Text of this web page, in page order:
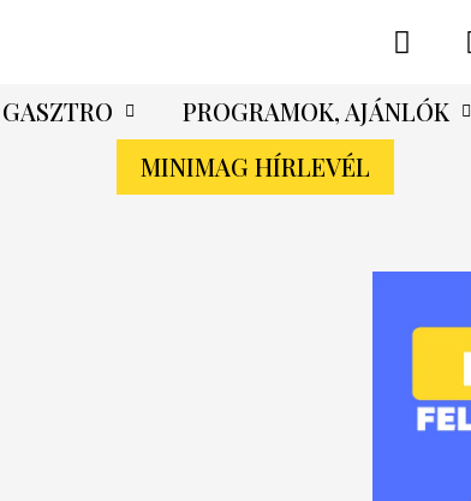
GASZTRO PROGRAMOK, AJÁNLÓK
MINIMAG HÍRLEVÉL